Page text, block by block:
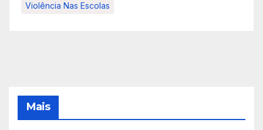
Violência Nas Escolas
Mais